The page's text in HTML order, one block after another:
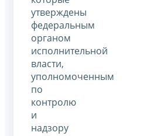
утверждены
федеральным
органом
исполнительной
власти,
уполномоченным
по
контролю
и
надзору